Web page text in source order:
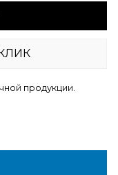
продукции.